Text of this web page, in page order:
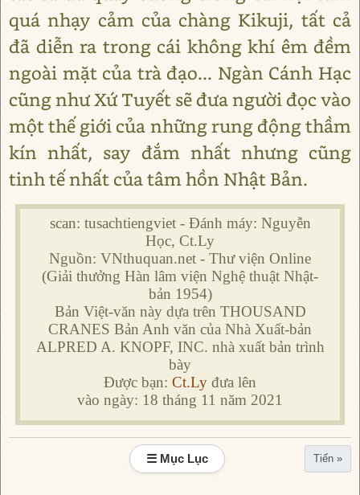
quá nhạy cảm của chàng Kikuji, tất cả
đã diễn ra trong cái không khí êm đềm
ngoài mặt của trà đạo... Ngàn Cánh Hạc
cũng như Xứ Tuyết sẽ đưa người đọc vào
một thế giới của những rung động thầm
kín nhất, say đắm nhất nhưng cũng
tinh tế nhất của tâm hồn Nhật Bản.
scan: tusachtiengviet - Đánh máy: Nguyễn
Học, Ct.Ly
Nguồn: VNthuquan.net - Thư viện Online
(Giải thưởng Hàn lâm viện Nghệ thuật Nhật-
bản 1954)
Bản Việt-văn này dựa trên THOUSAND
CRANES Bản Anh văn của Nhà Xuất-bản
ALPRED A. KNOPF, INC. nhà xuất bản trình
bày
Được bạn: Ct.Ly đưa lên
vào ngày: 18 tháng 11 năm 2021
☰ Mục Lục Tiến »